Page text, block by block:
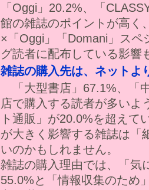
「Oggi」20.2%、「
館の雑誌のポイントが高く
×「Oggi」「Domani」ス
グ読者に配布している影響
雑誌の購入先は、ネットよ
「大型書店」67.1%、「
店で購入する読者が多いよ
ト通販」が20.0%を超えて
が大きく影響する雑誌は「
いのかもしれません。
雑誌の購入理由では、「気
55.0%と「情報収集のため